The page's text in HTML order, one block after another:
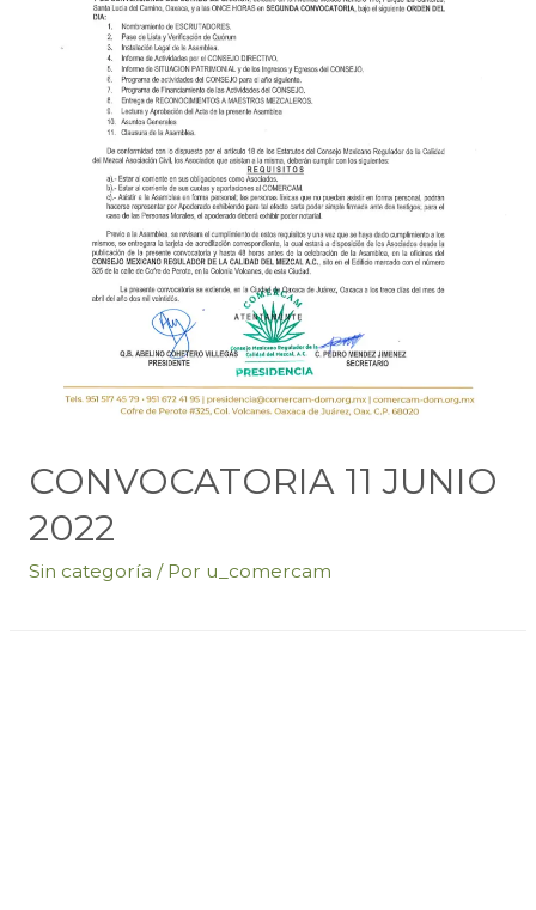
CONVOCATORIA 11 JUNIO
2022
Sin categoría / Por u_comercam